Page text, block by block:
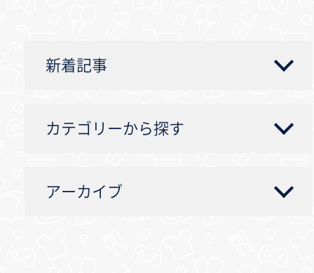
新着記事
カテゴリーから探す
アーカイブ